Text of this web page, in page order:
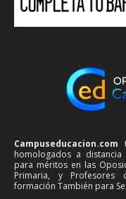
Campuseducacion.com
homologados a
para méritos en las
Primaria, y Profesores
formación También para